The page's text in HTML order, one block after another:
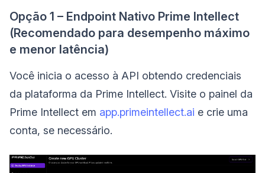
Opção 1 – Endpoint Nativo Prime Intellect
(Recomendado para desempenho máximo
e menor latência)
Você inicia o acesso à API obtendo credenciais
da plataforma da Prime Intellect. Visite o painel da
Prime Intellect em app.primeintellect.ai e crie uma
conta, se necessário.